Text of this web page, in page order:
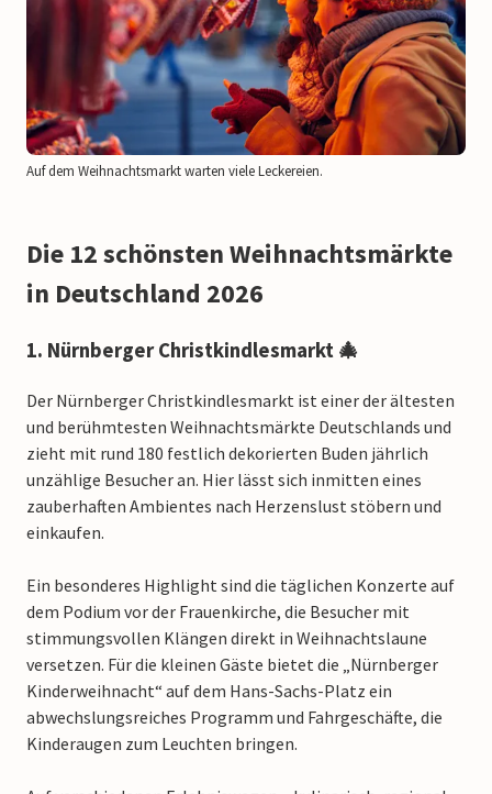
Auf dem Weihnachtsmarkt warten viele Leckereien.
Die 12 schönsten Weihnachtsmärkte
in Deutschland 2026
1. Nürnberger Christkindlesmarkt 🎄
Der Nürnberger Christkindlesmarkt ist einer der ältesten
und berühmtesten Weihnachtsmärkte Deutschlands und
zieht mit rund 180 festlich dekorierten Buden jährlich
unzählige Besucher an. Hier lässt sich inmitten eines
zauberhaften Ambientes nach Herzenslust stöbern und
einkaufen.
Ein besonderes Highlight sind die täglichen Konzerte auf
dem Podium vor der Frauenkirche, die Besucher mit
stimmungsvollen Klängen direkt in Weihnachtslaune
versetzen. Für die kleinen Gäste bietet die „Nürnberger
Kinderweihnacht“ auf dem Hans-Sachs-Platz ein
abwechslungsreiches Programm und Fahrgeschäfte, die
Kinderaugen zum Leuchten bringen.